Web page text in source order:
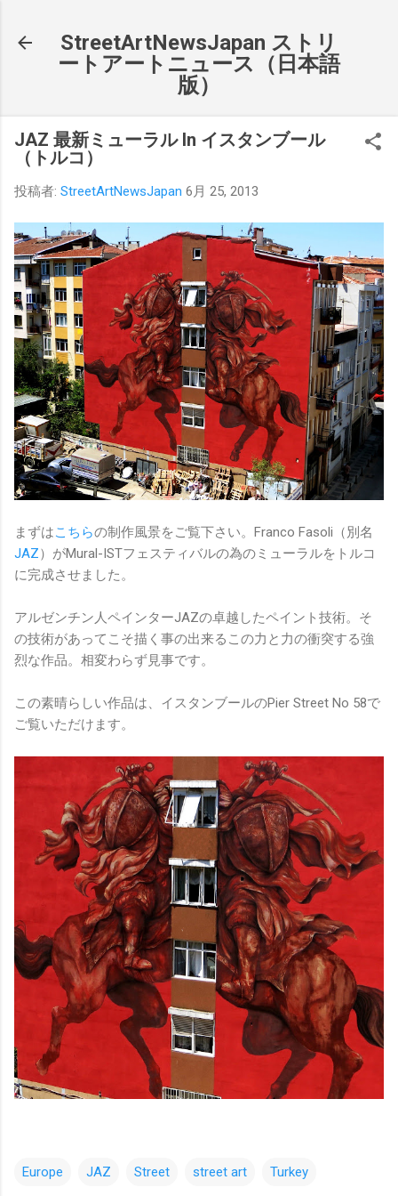
StreetArtNewsJapan ストリ
ートアートニュース（日本語
版）
JAZ 最新ミューラル In イスタンブール
（トルコ）
投稿者: StreetArtNewsJapan 6月 25, 2013
まずはこちらの制作風景をご覧下さい。Franco Fasoli（別名
JAZ）がMural-ISTフェスティバルの為のミューラルをトルコ
に完成させました。
アルゼンチン人ペインターJAZの卓越したペイント技術。そ
の技術があってこそ描く事の出来るこの力と力の衝突する強
烈な作品。相変わらず見事です。
この素晴らしい作品は、イスタンブールのPier Street No 58で
ご覧いただけます。
Europe JAZ Street street art Turkey